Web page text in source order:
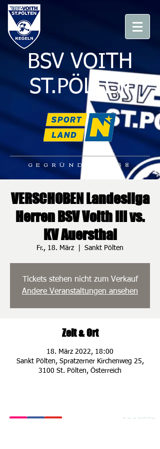
BSV VOITH
ST.PÖLTEN
GEGRÜNDET 1938
VERSCHOBEN Landesliga
Herren BSV Voith III vs.
KV Auersthal
Fr., 18. März Sankt Pölten
Tickets stehen nicht zum Verkauf
Andere Veranstaltungen ansehen
Zeit & Ort
18. März 2022, 18:00
Sankt Pölten, Spratzerner Kirchenweg 25,
3100 St. Pölten, Österreich